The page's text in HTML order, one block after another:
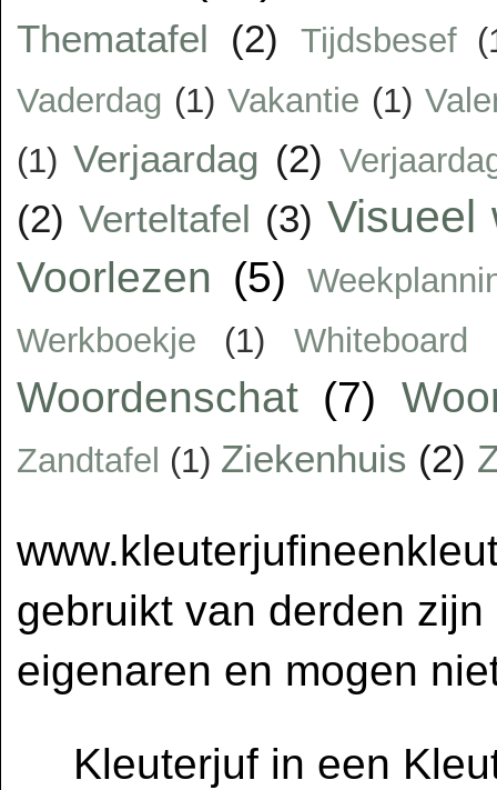
Thematafel (2) Tijdsbesef
Vaderdag (1) Vakantie (1)
(1) Verjaardag (2)
(2) Verteltafel (3) Visueel
Voorlezen (5)
Werkboekje
(1) Whiteboard
Woordenschat (7)
Zandtafel (1) Ziekenhuis (2)
gebruikt van derden
eigenaren en mogen
Kleuterjuf in een